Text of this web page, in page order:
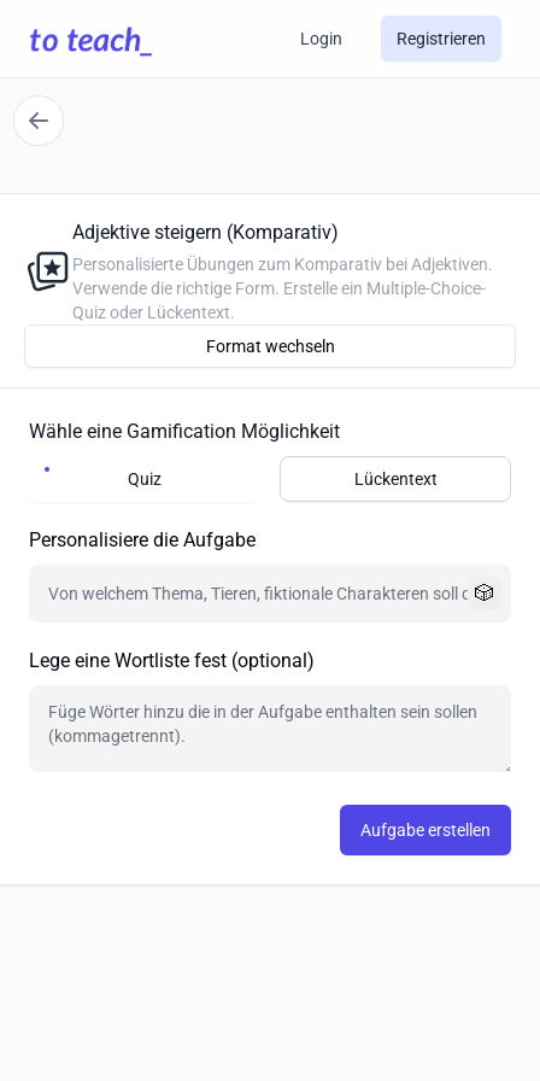
Login Registrieren
Adjektive steigern (Komparativ)
Personalisierte Übungen zum Komparativ bei Adjektiven.
Verwende die richtige Form. Erstelle ein Multiple-Choice-
Quiz oder Lückentext.
Format wechseln
Wähle eine Gamification Möglichkeit
Quiz Lückentext
Personalisiere die Aufgabe
🎲
Lege eine Wortliste fest (optional)
Aufgabe erstellen